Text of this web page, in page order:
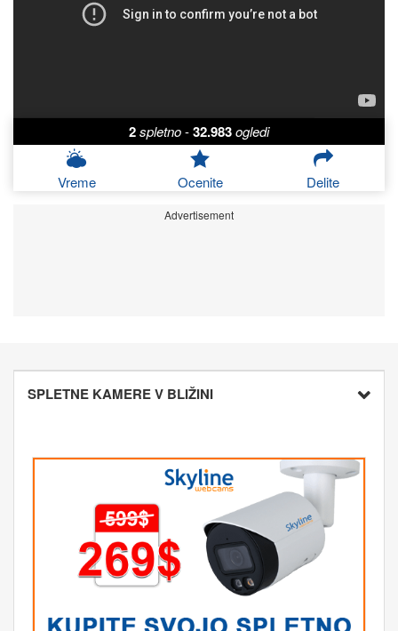
2spletno-32.983ogledi
Vreme Ocenite Delite
Advertisement
SPLETNE KAMERE V BLIŽINI